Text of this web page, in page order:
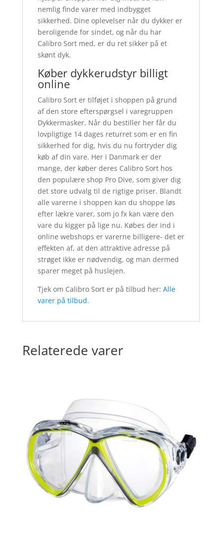
nemlig finde varer med indbygget
sikkerhed. Dine oplevelser når du dykker er
beroligende for sindet, og når du har
Calibro Sort med, er du ret sikker på et
skønt dyk.
Køber dykkerudstyr billigt
online
Calibro Sort er tilføjet i shoppen på grund
af den store efterspørgsel i varegruppen
Dykkermasker. Når du bestiller her får du
lovpligtige 14 dages returret som er en fin
sikkerhed for dig, hvis du nu fortryder dig
køb af din vare. Her i Danmark er der
mange, der køber deres Calibro Sort hos
den populære shop Pro Dive, som giver dig
det store udvalg til de rigtige priser. Blandt
alle varerne i shoppen kan du shoppe løs
efter lækre varer, som jo fx kan være den
vare du kigger på lige nu. Købes der ind i
online webshops er varerne billigere- det er
effekten af, at den attraktive adresse på
strøget ikke er nødvendig, og man dermed
sparer meget på huslejen.
Tjek om Calibro Sort er på tilbud her: Alle
varer på tilbud.
Relaterede varer